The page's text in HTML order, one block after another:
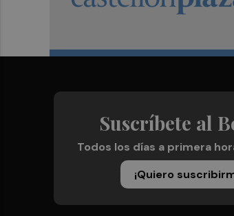
Suscríbete al
Todos los días a primera
¡Quiero